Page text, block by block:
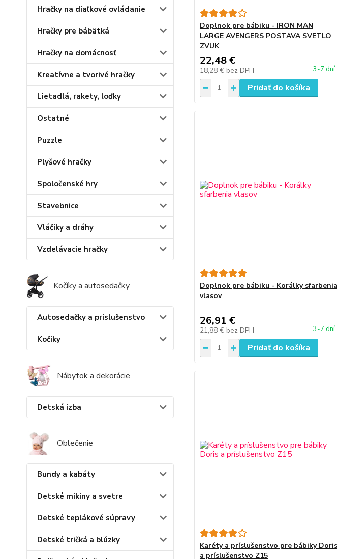
Hračky na diaľkové ovládanie
Hračky pre bábätká
Hračky na domácnosť
Kreatívne a tvorivé hračky
Lietadlá, rakety, loďky
Ostatné
Puzzle
Plyšové hračky
Spoločenské hry
Stavebnice
Vláčiky a dráhy
Vzdelávacie hračky
Kočíky a autosedačky
Autosedačky a príslušenstvo
Kočíky
Nábytok a dekorácie
Detská izba
Oblečenie
Bundy a kabáty
Detské mikiny a svetre
Detské teplákové súpravy
Detské tričká a blúzky
Doplnok pre bábiku - IRON MAN
LARGE AVENGERS POSTAVA SVETLO
ZVUK
22,48 €
18,28 € bez DPH 3-7 dní
Pridať do košíka
Doplnok pre bábiku - Korálky sfarbenia
vlasov
26,91 €
21,88 € bez DPH 3-7 dní
Pridať do košíka
Karéty a príslušenstvo pre bábiky Doris
a príslušenstvo Z15